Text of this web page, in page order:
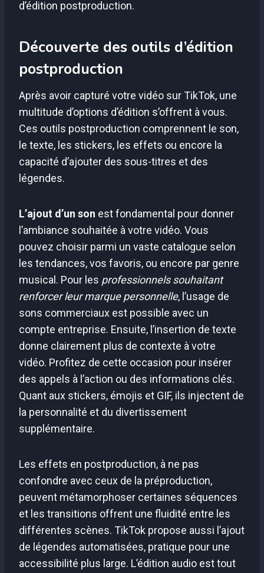
d’édition postproduction.
Découverte des outils d’édition
postproduction
Après avoir capturé votre vidéo sur TikTok, une
multitude d’options d’édition s’offrent à vous.
Ces outils postproduction comprennent le son,
le texte, les stickers, les effets ou encore la
capacité d’ajouter des sous-titres et des
légendes.
L’ajout d’un son est fondamental pour donner
l’ambiance souhaitée à votre vidéo. Vous
pouvez choisir parmi un vaste catalogue selon
les tendances, vos favoris, ou encore par genre
musical. Pour les professionnels souhaitant
renforcer leur marque personnelle, l’usage de
sons commerciaux est possible avec un
compte entreprise. Ensuite, l’insertion de texte
donne clairement plus de contexte à votre
vidéo. Profitez de cette occasion pour insérer
des appels à l’action ou des informations clés.
Quant aux stickers, émojis et GIF, ils injectent de
la personnalité et du divertissement
supplémentaire.
Les effets en postproduction, à ne pas
confondre avec ceux de la préproduction,
peuvent métamorphoser certaines séquences
et les transitions offrent une fluidité entre les
différentes scènes. TikTok propose aussi l’ajout
de légendes automatisées, pratique pour une
accessibilité plus large. L’édition audio est tout